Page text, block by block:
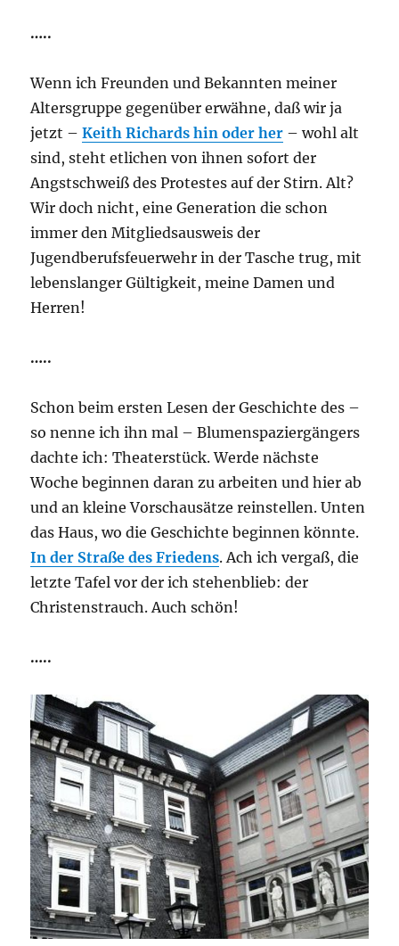
…..
Wenn ich Freunden und Bekannten meiner
Altersgruppe gegenüber erwähne, daß wir ja
jetzt –Keith Richards hin oder her – wohl alt
sind, steht etlichen von ihnen sofort der
Angstschweiß des Protestes auf der Stirn. Alt?
Wir doch nicht, eine Generation die schon
immer den Mitgliedsausweis der
Jugendberufsfeuerwehr in der Tasche trug, mit
lebenslanger Gültigkeit, meine Damen und
Herren!
…..
Schon beim ersten Lesen der Geschichte des –
so nenne ich ihn mal – Blumenspaziergängers
dachte ich: Theaterstück. Werde nächste
Woche beginnen daran zu arbeiten und hier ab
und an kleine Vorschausätze reinstellen. Unten
das Haus, wo die Geschichte beginnen könnte.
In der Straße des Friedens. Ach ich vergaß, die
letzte Tafel vor der ich stehenblieb: der
Christenstrauch. Auch schön!
…..